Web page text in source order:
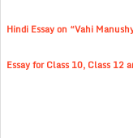
Hindi Essay on “Vahi
Essay for Class 10, Class 12